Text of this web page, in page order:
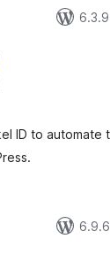
6.3.9
ID to
6.9.6